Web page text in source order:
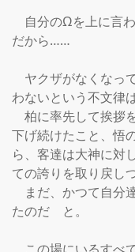
自分のΩを上に言
だから……
ヤクザがなくなっ
わないという不文律
柏に率先して挨拶
下げ続けたこと、悟
ら、客達は大神に対
ての誇りを取り戻し
まだ、かつて自分
たのだ　と。